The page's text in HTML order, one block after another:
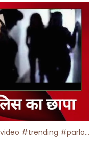
मसाज पार्लर पर पुलिस का छापा ! #viralvideo #trending #parlour